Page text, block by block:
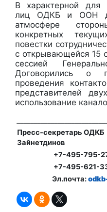
В характерной для
лиц ОДКБ и ООН
атмосфере
конкретных
повестки
с открывающейся 15
сессией
Договорились о
проведения
представителей
использование
Пресс-
Зайнетдинов
+7-495-795-
+7-495-621-33-
Эл.почта: